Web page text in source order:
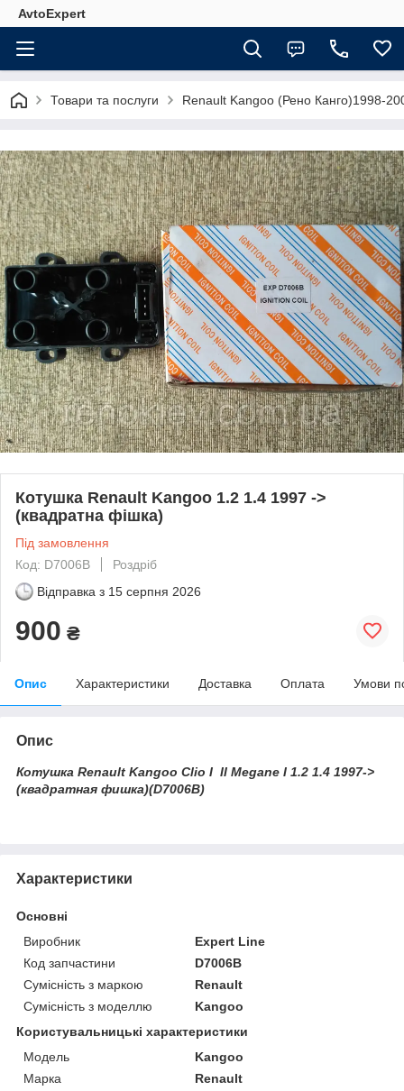
AvtoExpert
Товари та послуги Renault Kangoo (Рено Канго)1998-
Котушка Renault Kangoo 1.2 1.4 1997 ->
(квадратна фішка)
Під замовлення
Код: D7006B
Роздріб
Відправка з 15 серпня 2026
900 ₴
Опис Характеристики Доставка Оплата Умови
Опис
Котушка Renault Kangoo Clio I II Megane I 1.2 1.4 1997->
(квадратная фишка)(D7006B)
Характеристики
Основні
Виробник
Expert Line
Код запчастини
D7006B
Сумісність з маркою
Renault
Сумісність з моделлю
Kangoo
Користувальницькі характеристики
Модель
Kangoo
Марка
Renault